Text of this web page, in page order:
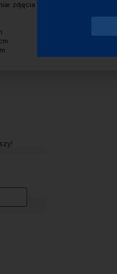
zdjęcia to 13x18cm. Ramkę